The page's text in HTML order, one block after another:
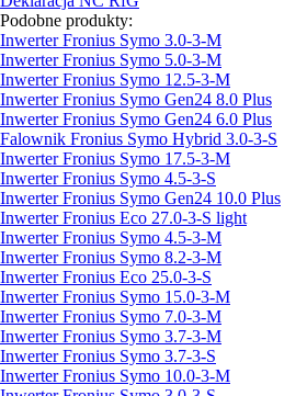
Podobne produkty:
Inwerter Fronius Symo 3.0-3-M
Inwerter Fronius Symo 5.0-3-M
Inwerter Fronius Symo 12.5-3-M
Inwerter Fronius Symo Gen24 8.0 Plus
Inwerter Fronius Symo Gen24 6.0 Plus
Falownik Fronius Symo Hybrid 3.0-3-S
Inwerter Fronius Symo 17.5-3-M
Inwerter Fronius Symo 4.5-3-S
Inwerter Fronius Symo Gen24 10.0 Plus
Inwerter Fronius Eco 27.0-3-S light
Inwerter Fronius Symo 4.5-3-M
Inwerter Fronius Symo 8.2-3-M
Inwerter Fronius Eco 25.0-3-S
Inwerter Fronius Symo 15.0-3-M
Inwerter Fronius Symo 7.0-3-M
Inwerter Fronius Symo 3.7-3-M
Inwerter Fronius Symo 3.7-3-S
Inwerter Fronius Symo 10.0-3-M